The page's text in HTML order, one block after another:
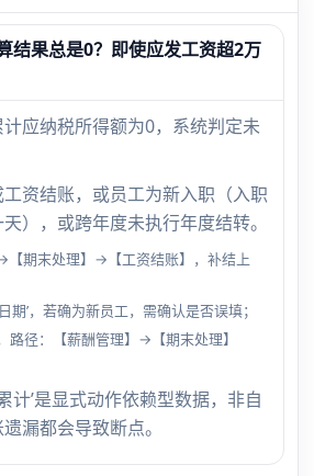
结果总是0？即使应发工资超2万
应纳税所得额为0，系统判定未
资结账，或员工为新入职（入职
），或跨年度未执行年度结转。
【期末处理】→【工资结账】，补结上
期’，若确为新员工，需确认是否误填；
路径：【薪酬管理】→【期末处理】
计’是显式动作依赖型数据，非自
漏都会导致断点。